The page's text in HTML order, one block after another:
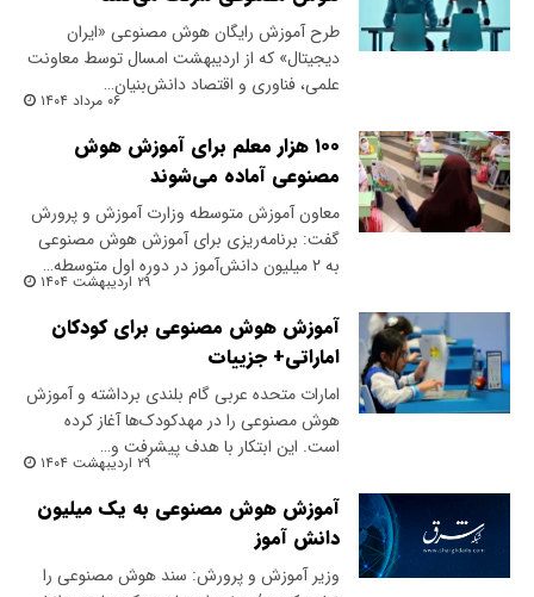
طرح آموزش رایگان هوش مصنوعی «ایران
دیجیتال» که از اردیبهشت امسال توسط معاونت
علمی، فناوری و اقتصاد دانش‌بنیان…
۰۶ مرداد ۱۴۰۴
۱۰۰ هزار معلم برای آموزش هوش
مصنوعی آماده می‌شوند
معاون آموزش متوسطه وزارت آموزش و پرورش
گفت: برنامه‌ریزی برای آموزش هوش مصنوعی
به ۲ میلیون دانش‌آموز در دوره اول متوسطه…
۲۹ اردیبهشت ۱۴۰۴
آموزش هوش مصنوعی برای کودکان
اماراتی+ جزییات
امارات متحده عربی گام بلندی برداشته و آموزش
هوش مصنوعی را در مهدکودک‌ها آغاز کرده
است. این ابتکار با هدف پیشرفت و…
۲۹ اردیبهشت ۱۴۰۴
آموزش هوش مصنوعی به یک میلیون
دانش آموز
وزیر آموزش و پرورش: سند هوش مصنوعی را